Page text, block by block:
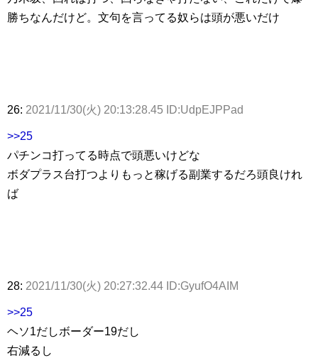
勝ちなんだけど。文句を言ってる奴らは頭が悪いだけ
26: 2021/11/30(火) 20:13:28.45 ID:UdpEJPPad
>>25
パチンコ打ってる時点で頭悪いけどな
ボダプラス台打つよりもっと稼げる副業するだろ頭良けれ
ば
28: 2021/11/30(火) 20:27:32.44 ID:GyufO4AIM
>>25
ヘソ1だしボーダー19だし
右減るし